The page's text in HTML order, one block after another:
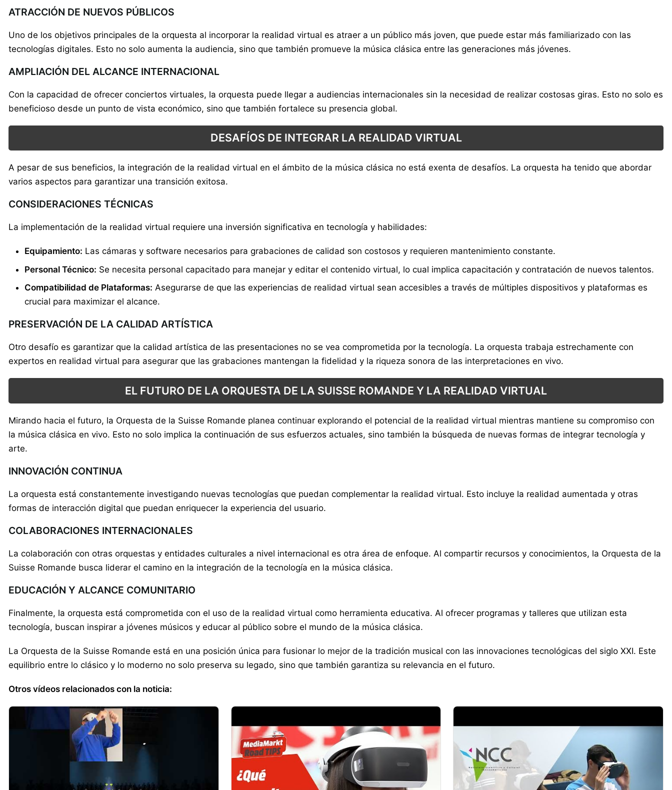
ATRACCIÓN DE NUEVOS PÚBLICOS
Uno de los objetivos principales de la orquesta al incorporar la realidad virtual es atraer a un público más joven, que puede estar más familiarizado con las
tecnologías digitales. Esto no solo aumenta la audiencia, sino que también promueve la música clásica entre las generaciones más jóvenes.
AMPLIACIÓN DEL ALCANCE INTERNACIONAL
Con la capacidad de ofrecer conciertos virtuales, la orquesta puede llegar a audiencias internacionales sin la necesidad de realizar costosas giras. Esto no solo es
beneficioso desde un punto de vista económico, sino que también fortalece su presencia global.
DESAFÍOS DE INTEGRAR LA REALIDAD VIRTUAL
A pesar de sus beneficios, la integración de la realidad virtual en el ámbito de la música clásica no está exenta de desafíos. La orquesta ha tenido que abordar
varios aspectos para garantizar una transición exitosa.
CONSIDERACIONES TÉCNICAS
La implementación de la realidad virtual requiere una inversión significativa en tecnología y habilidades:
Equipamiento: Las cámaras y software necesarios para grabaciones de calidad son costosos y requieren mantenimiento constante.
Personal Técnico: Se necesita personal capacitado para manejar y editar el contenido virtual, lo cual implica capacitación y contratación de nuevos talentos.
Compatibilidad de Plataformas: Asegurarse de que las experiencias de realidad virtual sean accesibles a través de múltiples dispositivos y plataformas es
crucial para maximizar el alcance.
PRESERVACIÓN DE LA CALIDAD ARTÍSTICA
Otro desafío es garantizar que la calidad artística de las presentaciones no se vea comprometida por la tecnología. La orquesta trabaja estrechamente con
expertos en realidad virtual para asegurar que las grabaciones mantengan la fidelidad y la riqueza sonora de las interpretaciones en vivo.
EL FUTURO DE LA ORQUESTA DE LA SUISSE ROMANDE Y LA REALIDAD VIRTUAL
Mirando hacia el futuro, la Orquesta de la Suisse Romande planea continuar explorando el potencial de la realidad virtual mientras mantiene su compromiso con
la música clásica en vivo. Esto no solo implica la continuación de sus esfuerzos actuales, sino también la búsqueda de nuevas formas de integrar tecnología y
arte.
INNOVACIÓN CONTINUA
La orquesta está constantemente investigando nuevas tecnologías que puedan complementar la realidad virtual. Esto incluye la realidad aumentada y otras
formas de interacción digital que puedan enriquecer la experiencia del usuario.
COLABORACIONES INTERNACIONALES
La colaboración con otras orquestas y entidades culturales a nivel internacional es otra área de enfoque. Al compartir recursos y conocimientos, la Orquesta de la
Suisse Romande busca liderar el camino en la integración de la tecnología en la música clásica.
EDUCACIÓN Y ALCANCE COMUNITARIO
Finalmente, la orquesta está comprometida con el uso de la realidad virtual como herramienta educativa. Al ofrecer programas y talleres que utilizan esta
tecnología, buscan inspirar a jóvenes músicos y educar al público sobre el mundo de la música clásica.
La Orquesta de la Suisse Romande está en una posición única para fusionar lo mejor de la tradición musical con las innovaciones tecnológicas del siglo XXI. Este
equilibrio entre lo clásico y lo moderno no solo preserva su legado, sino que también garantiza su relevancia en el futuro.
Otros vídeos relacionados con la noticia: